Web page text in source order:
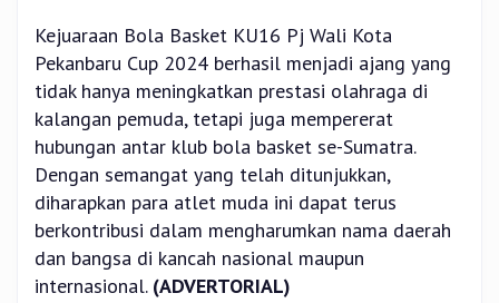
Kejuaraan Bola Basket KU16 Pj Wali Kota
Pekanbaru Cup 2024 berhasil menjadi ajang yang
tidak hanya meningkatkan prestasi olahraga di
kalangan pemuda, tetapi juga mempererat
hubungan antar klub bola basket se-Sumatra.
Dengan semangat yang telah ditunjukkan,
diharapkan para atlet muda ini dapat terus
berkontribusi dalam mengharumkan nama daerah
dan bangsa di kancah nasional maupun
internasional. (ADVERTORIAL)